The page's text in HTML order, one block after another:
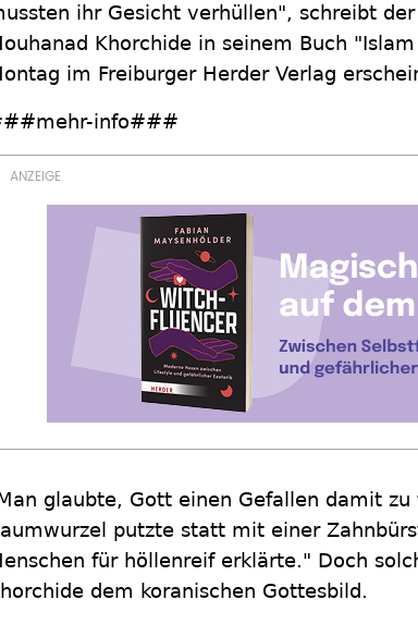
ihr Gesicht verhüllen", schreibt
Khorchide in seinem Buch
im Freiburger Herder Verlag
info###
glaubte, Gott einen Gefallen damit
putzte statt mit einer
für höllenreif erklärte." Doch
dem koranischen Gottesbild.